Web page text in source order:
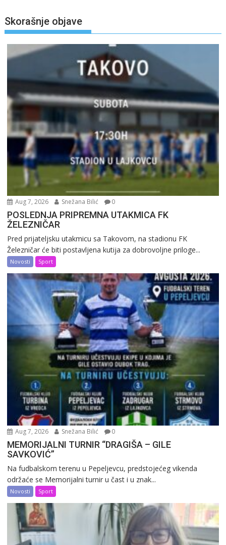
Skorašnje objave
Aug 7, 2026 Snežana Bilić 0
POSLEDNJA PRIPREMNA UTAKMICA FK
ŽELEZNIČAR
Pred prijateljsku utakmicu sa Takovom, na stadionu FK
Železničar će biti postavljena kutija za dobrovoljne priloge...
Novosti Sport
Aug 7, 2026 Snežana Bilić 0
MEMORIJALNI TURNIR “DRAGIŠA – GILE
SAVKOVIĆ”
Na fudbalskom terenu u Pepeljevcu, predstojećeg vikenda
održaće se Memorijalni turnir u čast i u znak...
Novosti Sport